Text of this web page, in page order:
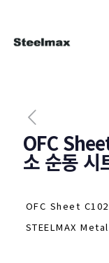
OFC
소 순동 시
OFC Sheet
STEELMAX